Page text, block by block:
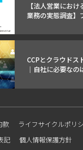
【法人営業にお
業務の実態調査】
CCPとクラウドス
｜自社に必要なの
款
ライフサイクルポリ
記
個人情報保護方針